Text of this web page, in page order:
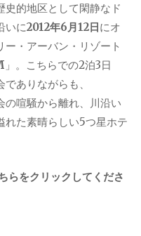
史的地区として閑静なド
いに2012年6月12日にオ
・アーバン・リゾート
」。こちらでの2泊3日
ありながらも、
の喧騒から離れ、川沿い
れた素晴らしい5つ星ホテ
らをクリックしてくださ